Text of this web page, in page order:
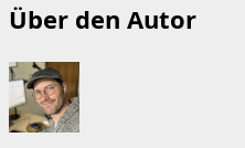
Über den Autor